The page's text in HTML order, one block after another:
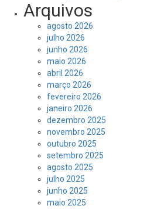
Arquivos
agosto 2026
julho 2026
junho 2026
maio 2026
abril 2026
março 2026
fevereiro 2026
janeiro 2026
dezembro 2025
novembro 2025
outubro 2025
setembro 2025
agosto 2025
julho 2025
junho 2025
maio 2025